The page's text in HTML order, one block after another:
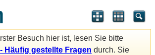
Besuch hier ist, lesen Sie bitte
Häufig gestellte Fragen durch. Sie